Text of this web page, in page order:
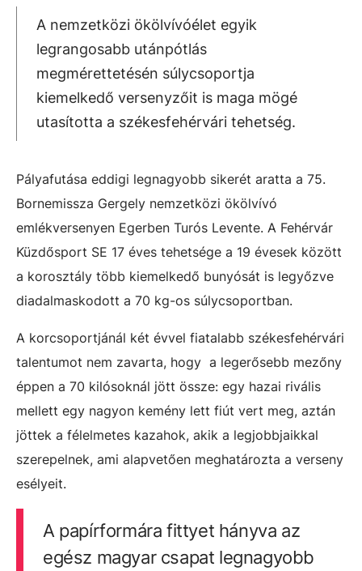
A nemzetközi ökölvívóélet egyik
legrangosabb utánpótlás
megmérettetésén súlycsoportja
kiemelkedő versenyzőit is maga mögé
utasította a székesfehérvári tehetség.
Pályafutása eddigi legnagyobb sikerét aratta a 75.
Bornemissza Gergely nemzetközi ökölvívó
emlékversenyen Egerben Turós Levente. A Fehérvár
Küzdősport SE 17 éves tehetsége a 19 évesek között
a korosztály több kiemelkedő bunyósát is legyőzve
diadalmaskodott a 70 kg-os súlycsoportban.
A korcsoportjánál két évvel fiatalabb székesfehérvári
talentumot nem zavarta, hogy a legerősebb mezőny
éppen a 70 kilósoknál jött össze: egy hazai rivális
mellett egy nagyon kemény lett fiút vert meg, aztán
jöttek a félelmetes kazahok, akik a legjobbjaikkal
szerepelnek, ami alapvetően meghatározta a verseny
esélyeit.
A papírformára fittyet hányva az
egész magyar csapat legnagyobb